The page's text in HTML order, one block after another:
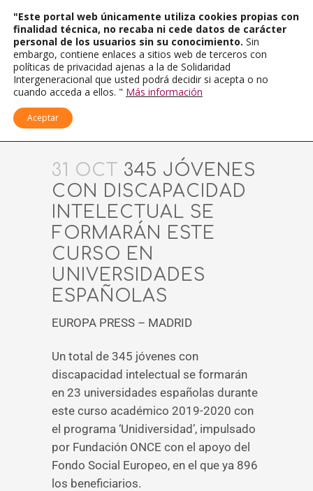
31 OCT
345 JÓVENES
CON DISCAPACIDAD
INTELECTUAL SE
FORMARÁN ESTE
CURSO EN
UNIVERSIDADES
ESPAÑOLAS
EUROPA PRESS – MADRID
Un total de 345 jóvenes con
discapacidad intelectual se formarán
en 23 universidades españolas durante
este curso académico 2019-2020 con
el programa ‘Unidiversidad’, impulsado
por Fundación ONCE con el apoyo del
Fondo Social Europeo, en el que ya 896
los beneficiarios.
"Este portal web únicamente utiliza cookies propias con
finalidad técnica, no recaba ni cede datos de carácter
personal de los usuarios sin su conocimiento. Sin
embargo, contiene enlaces a sitios web de terceros con
políticas de privacidad ajenas a la de Solidaridad
Intergeneracional que usted podrá decidir si acepta o no
cuando acceda a ellos. " Más información
Aceptar